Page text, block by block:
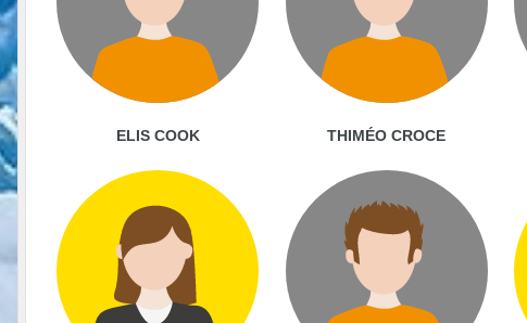
ELIS COOK THIMÉO CROCE